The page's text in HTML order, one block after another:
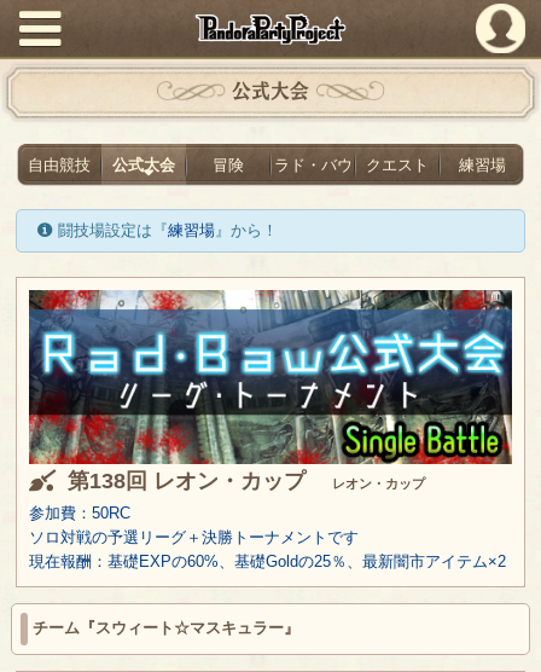
PandoraPartyProject
公式大会
自由競技 公式大会 冒険 ラド・バウ クエスト 練習場
闘技場設定は『練習場』から！
第138回 レオン・カップ レオン・カップ
参加費：50RC
ソロ対戦の予選リーグ＋決勝トーナメントです
現在報酬：基礎EXPの60%、基礎Goldの25％、最新闇市アイテム×2
チーム『スウィート☆マスキュラー』